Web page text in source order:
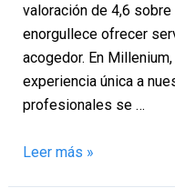
valoración de 4,6
enorgullece ofrecer
acogedor. En
experiencia única a
profesionales se …
Leer más »